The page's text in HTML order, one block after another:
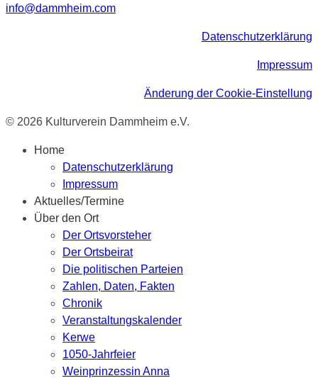
info@dammheim.com
Datenschutzerklärung
Impressum
Änderung der Cookie-Einstellung
© 2026 Kulturverein Dammheim e.V.
Home
Datenschutzerklärung
Impressum
Aktuelles/Termine
Über den Ort
Der Ortsvorsteher
Der Ortsbeirat
Die politischen Parteien
Zahlen, Daten, Fakten
Chronik
Veranstaltungskalender
Kerwe
1050-Jahrfeier
Weinprinzessin Anna